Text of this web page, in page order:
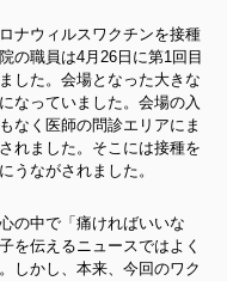
ナウィルスワクチンを接種
の職員は4月26日に第1回目
した。会場となった大きな
なっていました。会場の入
なく医師の問診エリアにま
れました。そこには接種を
うながされました。
の中で「痛ければいいな
を伝えるニュースではよく
しかし、本来、今回のワク